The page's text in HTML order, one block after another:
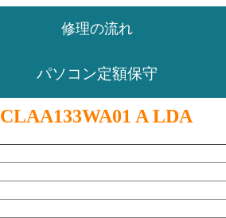
修理の流れ
パソコン定額保守
CLAA133WA01 A LDA